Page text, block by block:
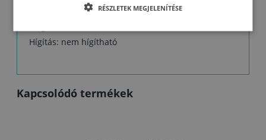
Kiadósság: 1 l egy rétegben 10 – 12 m2 felületre
Hígítás: nem hígítható
Kapcsolódó termékek
RÉSZLETEK MEGJELENÍTÉSE